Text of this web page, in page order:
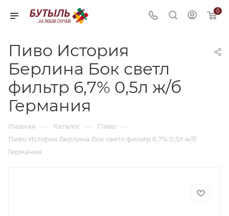
0
Пиво История
Берлина Бок светл
фильтр 6,7% 0,5л ж/б
Германия
Главная — Каталог — Пиво —
Пиво История Берлина Бок светл фильтр 6,7% 0,5л ж/б
Германия